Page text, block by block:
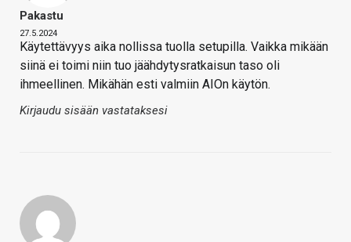
Pakastu
27.5.2024
Käytettävyys aika nollissa tuolla setupilla. Vaikka mikään
siinä ei toimi niin tuo jäähdytysratkaisun taso oli
ihmeellinen. Mikähän esti valmiin AIOn käytön.
Kirjaudu sisään vastataksesi